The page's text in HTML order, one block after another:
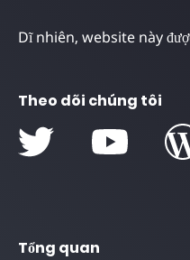
Dĩ nhiên, website này
Theo dõi chúng tôi
Tổng quan